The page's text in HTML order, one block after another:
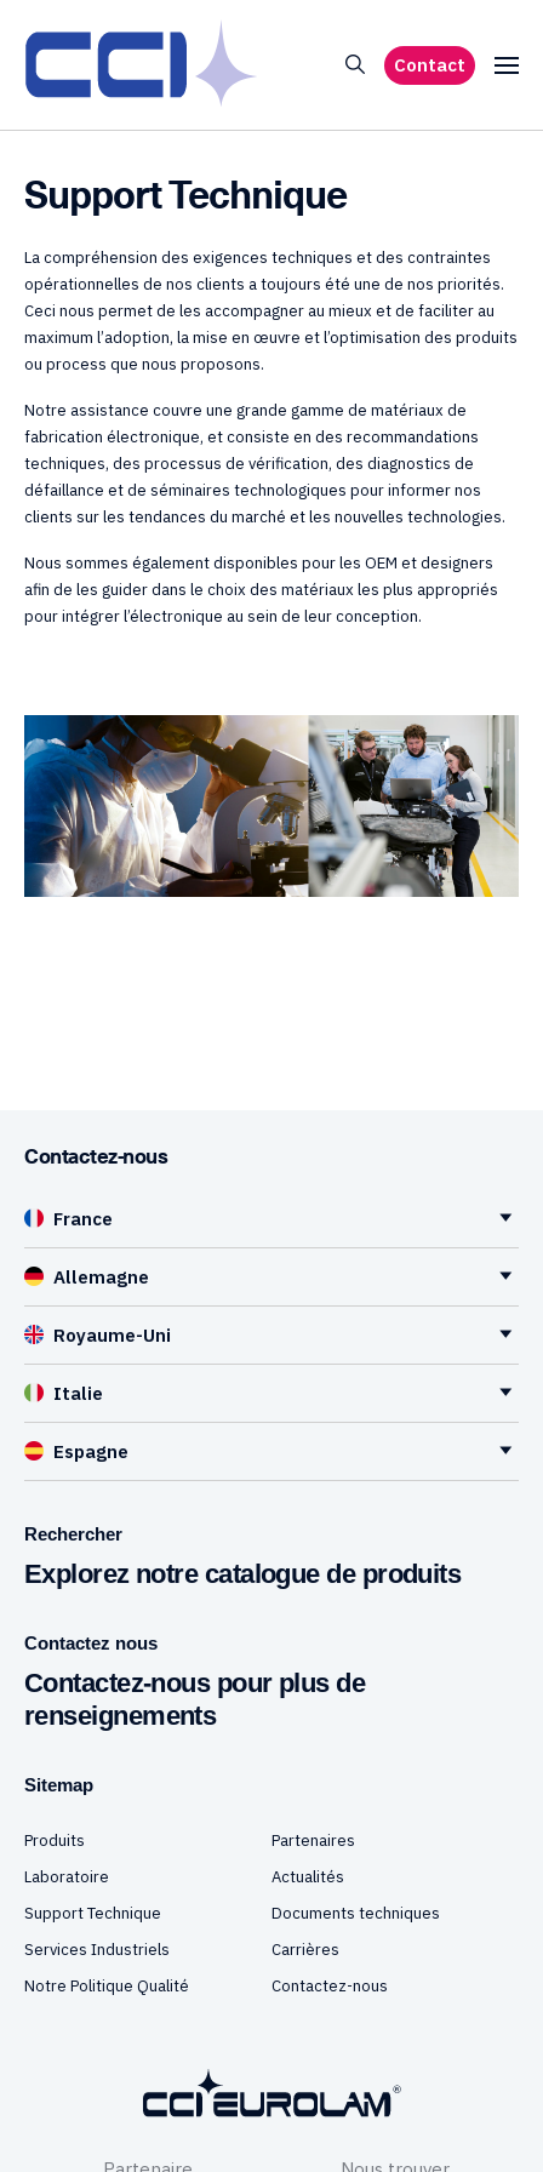
Contact
Support Technique
La compréhension des exigences techniques et des contraintes
opérationnelles de nos clients a toujours été une de nos priorités.
Ceci nous permet de les accompagner au mieux et de faciliter au
maximum l’adoption, la mise en œuvre et l’optimisation des produits
ou process que nous proposons.
Notre assistance couvre une grande gamme de matériaux de
fabrication électronique, et consiste en des recommandations
techniques, des processus de vérification, des diagnostics de
défaillance et de séminaires technologiques pour informer nos
clients sur les tendances du marché et les nouvelles technologies.
Nous sommes également disponibles pour les OEM et designers
afin de les guider dans le choix des matériaux les plus appropriés
pour intégrer l’électronique au sein de leur conception.
Contactez-nous
France
Allemagne
Royaume-Uni
Italie
Espagne
Rechercher
Explorez notre catalogue de produits
Contactez nous
Contactez-nous pour plus de
renseignements
Sitemap
Produits
Partenaires
Laboratoire
Actualités
Support Technique
Documents techniques
Services Industriels
Carrières
Notre Politique Qualité
Contactez-nous